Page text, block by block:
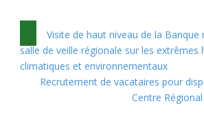
Visite de haut niveau de la Banque
salle de veille régionale sur les extrêmes
climatiques et environnementaux
Recrutement de vacataires pour
Centre Régional